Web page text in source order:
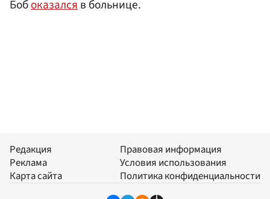
Бобоказалсяв больнице.
Редакция
Реклама
Карта сайта
Правовая информация
Условия использования
Политика конфиденциальности